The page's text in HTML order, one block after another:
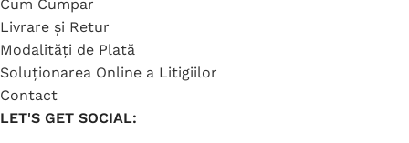
Cum Cumpar
Livrare și Retur
Modalități de Plată
Soluționarea Online a Litigiilor
Contact
LET'S GET SOCIAL: